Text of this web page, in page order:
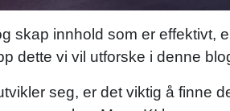
skap innhold som er effektivt,
dette vi vil utforske i denne
seg, er det viktig å finne